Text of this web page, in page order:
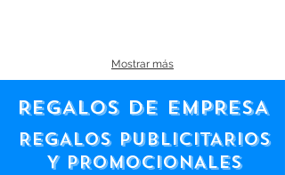
Mostrar más
REGALOS DE EMPRESA
REGALOS PUBLICITARIOS
Y PROMOCIONALES